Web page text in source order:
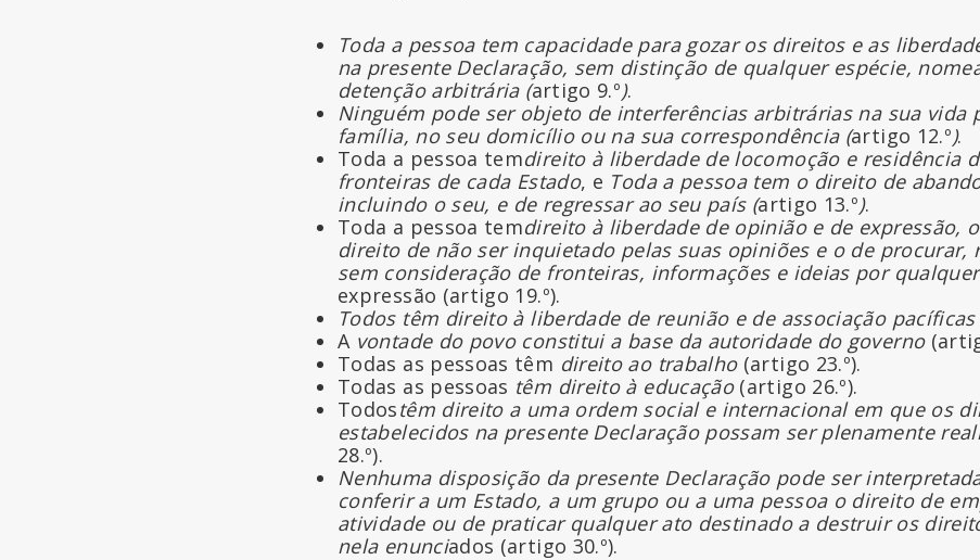
Toda a pessoa tem capacidade para gozar os direitos e as
na presente Declaração, sem distinção de qualquer espécie,
detenção arbitrária (artigo 9.º).
Ninguém pode ser objeto de interferências arbitrárias na sua vida
família, no seu domicílio ou na sua correspondência (artigo 12.º).
Toda a pessoa temdireito à liberdade de locomoção e residência
fronteiras de cada Estado, e Toda a pessoa tem o direito de
incluindo o seu, e de regressar ao seu país (artigo 13.º).
Toda a pessoa temdireito à liberdade de opinião e de expressão,
direito de não ser inquietado pelas suas opiniões e o de procurar,
sem consideração de fronteiras, informações e ideias por
expressão (artigo 19.º).
Todos têm direito à liberdade de reunião e de associação pacíficas
A vontade do povo constitui a base da autoridade do governo
Todas as pessoas têm direito ao trabalho(artigo 23.º).
Todas as pessoas têm direito à educação(artigo 26.º).
Todostêm direito a uma ordem social e internacional em que os
estabelecidos na presente Declaração possam ser plenamente
28.º).
Nenhuma disposição da presente Declaração pode ser
conferir a um Estado, a um grupo ou a uma pessoa o direito de
atividade ou de praticar qualquer ato destinado a destruir os
nela enunciados (artigo 30.º).